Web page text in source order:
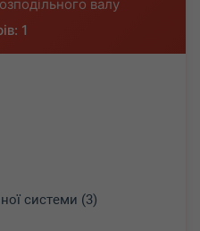
валу
1
системи (3)